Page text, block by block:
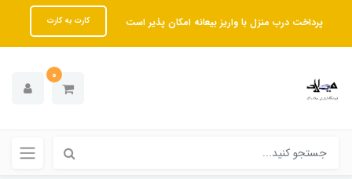
پرداخت درب منزل با واریز بیعانه امکان پذیر است کارت به کارت
0